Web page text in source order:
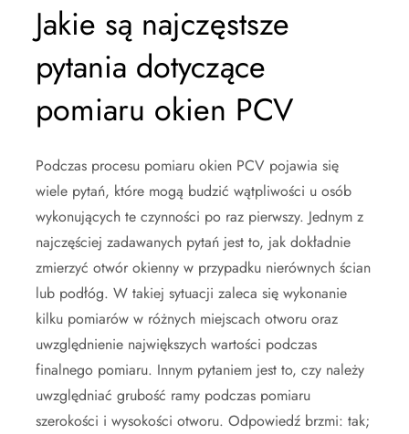
Jakie są najczęstsze
pytania dotyczące
pomiaru okien PCV
Podczas procesu pomiaru okien PCV pojawia się
wiele pytań, które mogą budzić wątpliwości u osób
wykonujących te czynności po raz pierwszy. Jednym z
najczęściej zadawanych pytań jest to, jak dokładnie
zmierzyć otwór okienny w przypadku nierównych ścian
lub podłóg. W takiej sytuacji zaleca się wykonanie
kilku pomiarów w różnych miejscach otworu oraz
uwzględnienie największych wartości podczas
finalnego pomiaru. Innym pytaniem jest to, czy należy
uwzględniać grubość ramy podczas pomiaru
szerokości i wysokości otworu. Odpowiedź brzmi: tak;